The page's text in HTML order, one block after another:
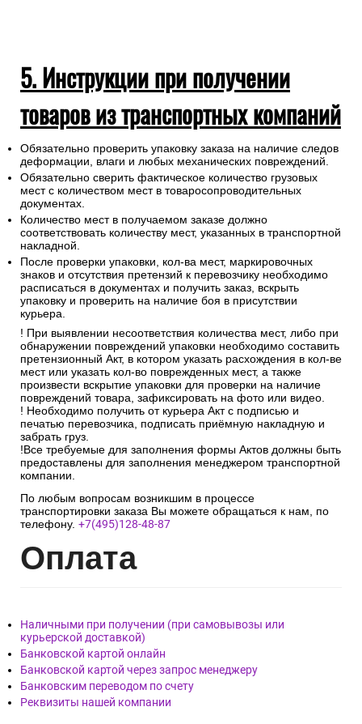
5. Инструкции при получении
товаров из транспортных компаний
Обязательно проверить упаковку заказа на наличие следов
деформации, влаги и любых механических повреждений.
Обязательно сверить фактическое количество грузовых
мест с количеством мест в товаросопроводительных
документах.
Количество мест в получаемом заказе должно
соответствовать количеству мест, указанных в транспортной
накладной.
После проверки упаковки, кол-ва мест, маркировочных
знаков и отсутствия претензий к перевозчику необходимо
расписаться в документах и получить заказ, вскрыть
упаковку и проверить на наличие боя в присутствии
курьера.
! При выявлении несоответствия количества мест, либо при
обнаружении повреждений упаковки необходимо составить
претензионный Акт, в котором указать расхождения в кол-ве
мест или указать кол-во поврежденных мест, а также
произвести вскрытие упаковки для проверки на наличие
повреждений товара, зафиксировать на фото или видео.
! Необходимо получить от курьера Акт с подписью и
печатью перевозчика, подписать приёмную накладную и
забрать груз.
!Все требуемые для заполнения формы Актов должны быть
предоставлены для заполнения менеджером транспортной
компании.
По любым вопросам возникшим в процессе
транспортировки заказа Вы можете обращаться к нам, по
телефону. +7(495)128-48-87
Оплата
Наличными при получении (при самовывозы или
курьерской доставкой)
Банковской картой онлайн
Банковской картой через запрос менеджеру
Банковским переводом по счету
Реквизиты нашей компании